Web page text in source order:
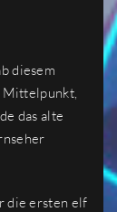
diesem
Mittelpunkt,
das alte
die ersten elf